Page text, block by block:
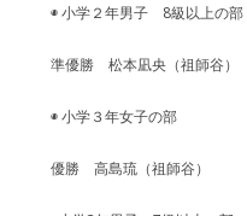
◉ 小学２年男子 8級以上の部
準優勝 松本凪央（祖師谷）
◉ 小学３年女子の部
優勝 高島琉（祖師谷）